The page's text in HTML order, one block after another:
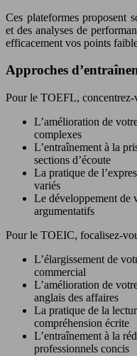
Ces plateformes proposent
et des analyses de
efficacement vos points
Approches
Pour le TOEFL, concentrez-
L’amélioration de
complexes
L’entraînement à la
sections d’écoute
La pratique de
variés
Le développement de
argumentatifs
Pour le TOEIC, focalisez-
L’élargissement de
commercial
L’amélioration de
anglais des affaires
La pratique de la
compréhension écrite
L’entraînement à la
professionnels concis